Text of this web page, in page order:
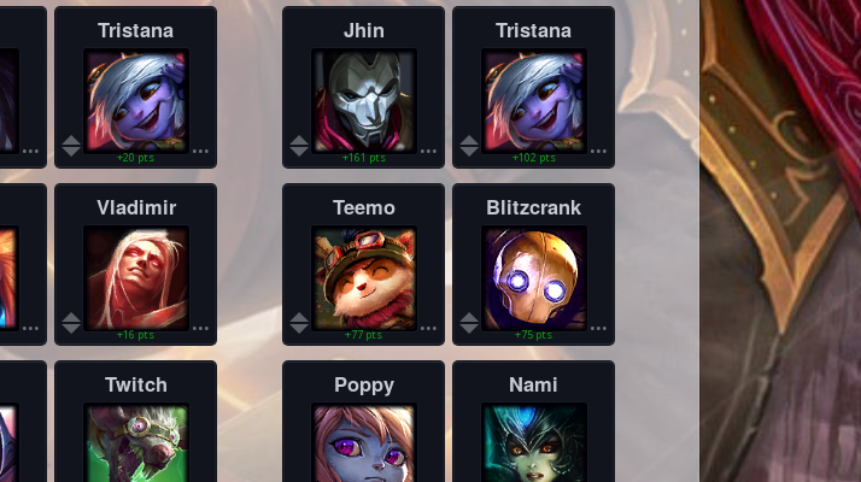
...
Tristana
...
+20 pts
...
Vladimir
...
+16 pts
Twitch
Jhin
...
+161 pts
Tristana
...
+102 pts
Teemo
...
+77 pts
Blitzcrank
...
+75 pts
Poppy Nami